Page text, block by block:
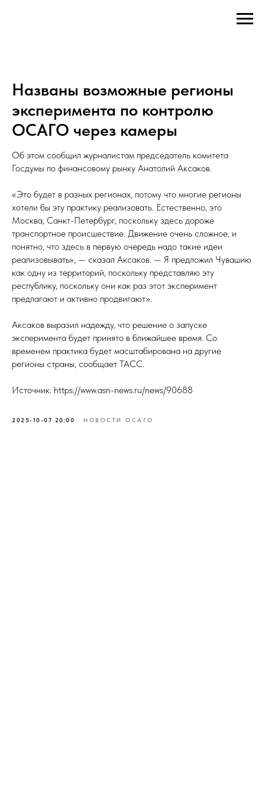
Названы возможные регионы
эксперимента по контролю
ОСАГО через камеры
Об этом сообщил журналистам председатель комитета
Госдумы по финансовому рынку Анатолий Аксаков.
«Это будет в разных регионах, потому что многие регионы
хотели бы эту практику реализовать. Естественно, это
Москва, Санкт-Петербург, поскольку здесь дороже
транспортное происшествие. Движение очень сложное, и
понятно, что здесь в первую очередь надо такие идеи
реализовывать», — сказал Аксаков. — Я предложил Чувашию
как одну из территорий, поскольку представляю эту
республику, поскольку они как раз этот эксперимент
предлагают и активно продвигают».
Аксаков выразил надежду, что решение о запуске
эксперимента будет принято в ближайшее время. Со
временем практика будет масштабирована на другие
регионы страны, сообщает ТАСС.
Источник: https://www.asn-news.ru/news/90688
2025-10-07 20:00 НОВОСТИ ОСАГО